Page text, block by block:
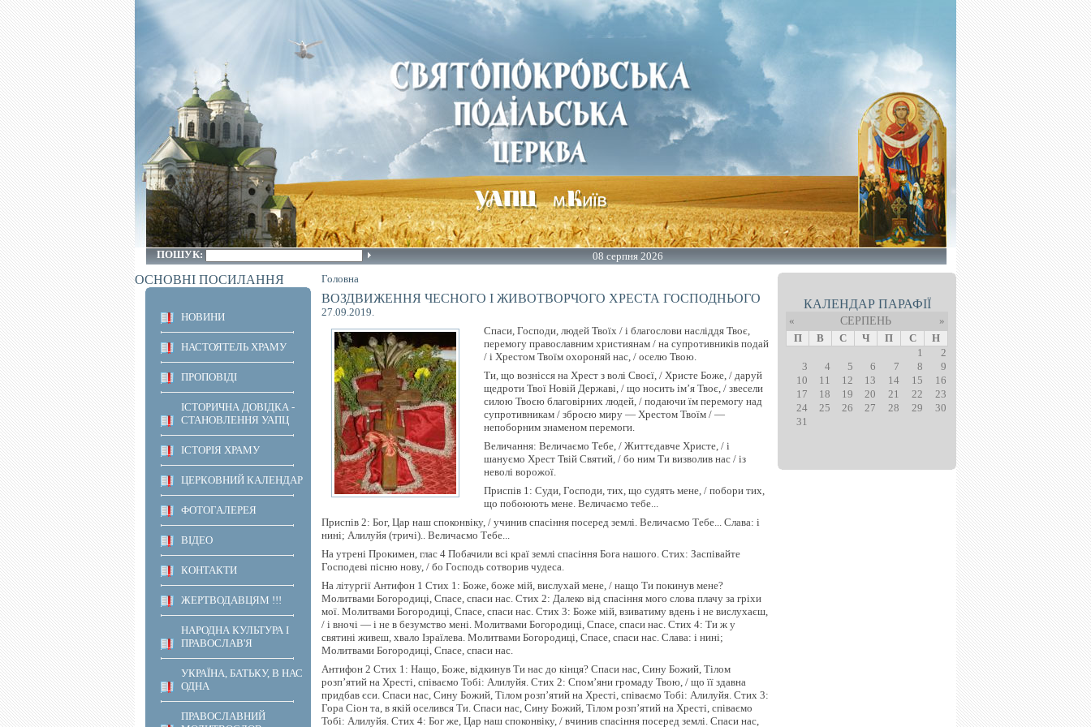
ПОШУК: 08 серпня 2026
ОСНОВНІ ПОСИЛАННЯ
НОВИНИ
НАСТОЯТЕЛЬ ХРАМУ
ПРОПОВІДІ
ІСТОРИЧНА ДОВІДКА -
СТАНОВЛЕННЯ УАПЦ
ІСТОРІЯ ХРАМУ
ЦЕРКОВНИЙ КАЛЕНДАР
ФОТОГАЛЕРЕЯ
ВІДЕО
КОНТАКТИ
ЖЕРТВОДАВЦЯМ !!!
НАРОДНА КУЛЬТУРА І
ПРАВОСЛАВ'Я
УКРАЇНА, БАТЬКУ, В НАС
ОДНА
ПРАВОСЛАВНИЙ
Головна
ВОЗДВИЖЕННЯ ЧЕСНОГО І ЖИВОТВОРЧОГО ХРЕСТА ГОСПОДНЬОГО
27.09.2019.
Спаси, Господи, людей Твоїх / і благослови насліддя Твоє,
перемогу православним християнам / на супротивників подай
/ і Хрестом Твоїм охороняй нас, / оселю Твою.
Ти, що вознісся на Хрест з волі Своєї, / Христе Боже, / даруй
щедроти Твої Новій Державі, / що носить ім’я Твоє, / звесели
силою Твоєю благовірних людей, / подаючи їм перемогу над
супротивникам / зброєю миру — Хрестом Твоїм / —
непоборним знаменом перемоги.
Величання: Величаємо Тебе, / Життєдавче Христе, / і
шануємо Хрест Твій Святий, / бо ним Ти визволив нас / із
неволі ворожої.
Приспів 1: Суди, Господи, тих, що судять мене, / побори тих,
що побоюють мене. Величаємо тебе...
Приспів 2: Бог, Цар наш споконвіку, / учинив спасіння посеред землі. Величаємо Тебе... Слава: і
нині; Алилуйя (тричі).. Величаємо Тебе...
На утрені Прокимен, глас 4 Побачили всі краї землі спасіння Бога нашого. Стих: Заспівайте
Господеві пісню нову, / бо Господь сотворив чудеса.
На літургії Антифон 1 Стих 1: Боже, боже мій, вислухай мене, / нащо Ти покинув мене?
Молитвами Богородиці, Спасе, спаси нас. Стих 2: Далеко від спасіння мого слова плачу за гріхи
мої. Молитвами Богородиці, Спасе, спаси нас. Стих 3: Боже мій, взиватиму вдень і не вислухаєш,
/ і вночі — і не в безумство мені. Молитвами Богородиці, Спасе, спаси нас. Стих 4: Ти ж у
святині живеш, хвало Ізраїлева. Молитвами Богородиці, Спасе, спаси нас. Слава: і нині;
Молитвами Богородиці, Спасе, спаси нас.
Антифон 2 Стих 1: Нащо, Боже, відкинув Ти нас до кінця? Спаси нас, Сину Божий, Тілом
розп’ятий на Хресті, співаємо Тобі: Алилуйя. Стих 2: Спом’яни громаду Твою, / що її здавна
придбав єси. Спаси нас, Сину Божий, Тілом розп’ятий на Хресті, співаємо Тобі: Алилуйя. Стих 3:
Гора Сіон та, в якій оселився Ти. Спаси нас, Сину Божий, Тілом розп’ятий на Хресті, співаємо
Тобі: Алилуйя. Стих 4: Бог же, Цар наш споконвіку, / вчинив спасіння посеред землі. Спаси нас,
КАЛЕНДАР ПАРАФІЇ
« СЕРПЕНЬ
»
П
В С Ч П С
Н
1
2
3
4 5 6 7 8
9
10
11 12 13 14 15
16
17
18 19 20 21 22
23
24
25 26 27 28 29
30
31